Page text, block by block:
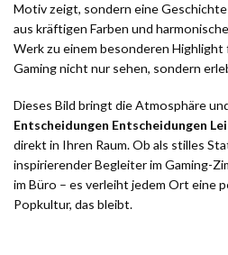
Motiv zeigt, sondern eine
aus kräftigen Farben und
Werk zu einem besonderen Highlight
Gaming nicht nur sehen, sondern
Dieses Bild bringt die Atmosphäre
Entscheidungen Entscheidungen
direkt in Ihren Raum. Ob als stilles
inspirierender Begleiter im Gaming-
im Büro – es verleiht jedem Ort eine
Popkultur, das bleibt.